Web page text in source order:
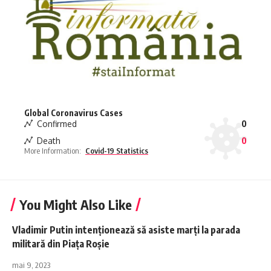
Global Coronavirus Cases
Confirmed
0
Death
0
More Information: Covid-19 Statistics
You Might Also Like
Vladimir Putin intenţionează să asiste marţi la parada
militară din Piaţa Roşie
mai 9, 2023